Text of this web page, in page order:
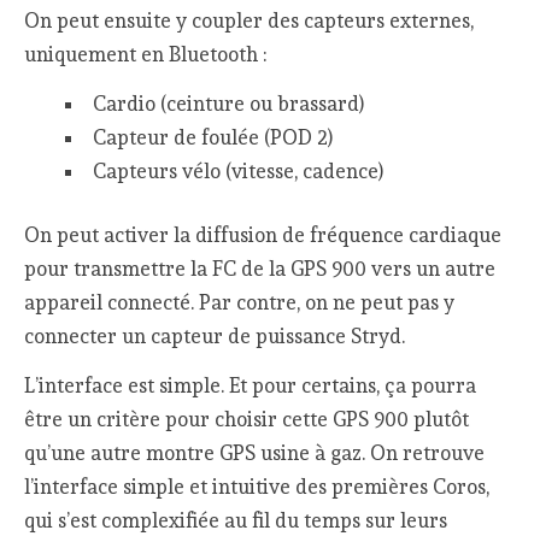
On peut ensuite y coupler des capteurs externes,
uniquement en Bluetooth :
Cardio (ceinture ou brassard)
Capteur de foulée (POD 2)
Capteurs vélo (vitesse, cadence)
On peut activer la diffusion de fréquence cardiaque
pour transmettre la FC de la GPS 900 vers un autre
appareil connecté. Par contre, on ne peut pas y
connecter un capteur de puissance Stryd.
L’interface est simple. Et pour certains, ça pourra
être un critère pour choisir cette GPS 900 plutôt
qu’une autre montre GPS usine à gaz. On retrouve
l’interface simple et intuitive des premières Coros,
qui s’est complexifiée au fil du temps sur leurs